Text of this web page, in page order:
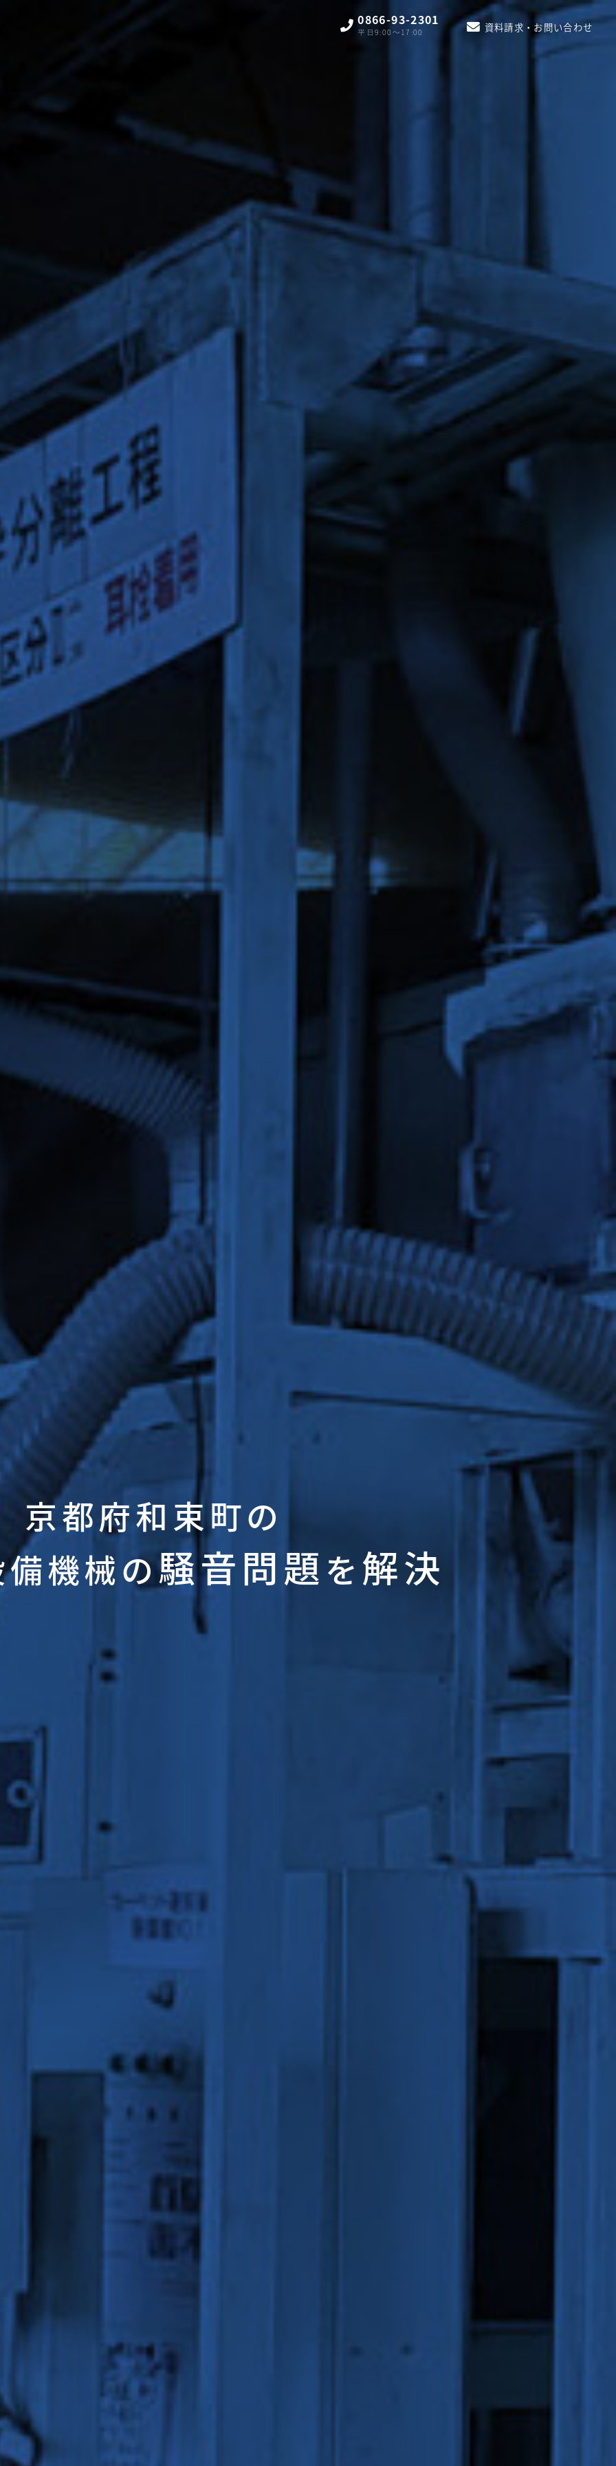
0866-93-2301
平日9:00〜17:00 資料請求・お問い合わせ
京都府和束町の
機械の騒音問題を解決